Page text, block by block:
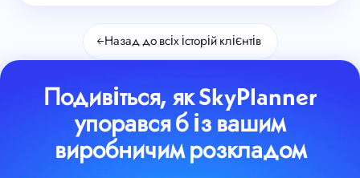
←Назад до всіх історій клієнтів
Подивіться, як SkyPlanner
упорався б із вашим
виробничим розкладом